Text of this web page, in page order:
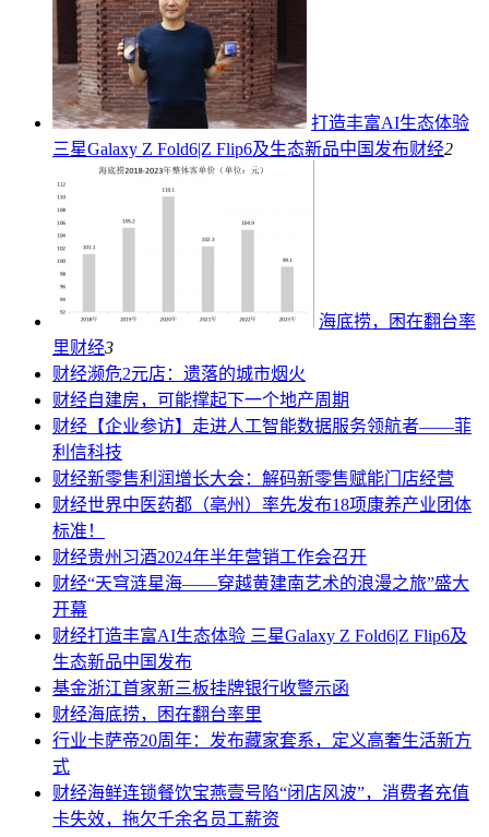
打造丰富AI生态体验
三星Galaxy Z Fold6|Z Flip6及生态新品中国发布财经2
海底捞，困在翻台率
里财经3
财经濒危2元店：遗落的城市烟火
财经自建房，可能撑起下一个地产周期
财经 【企业参访】走进人工智能数据服务领航者——菲
利信科技
财经新零售利润增长大会：解码新零售赋能门店经营
财经世界中医药都（亳州）率先发布18项康养产业团体
标准！
财经贵州习酒2024年半年营销工作会召开
财经“天穹涟星海——穿越黄建南艺术的浪漫之旅”盛大
开幕
财经打造丰富AI生态体验 三星Galaxy Z Fold6|Z Flip6及
生态新品中国发布
基金浙江首家新三板挂牌银行收警示函
财经海底捞，困在翻台率里
行业卡萨帝20周年：发布藏家套系，定义高奢生活新方
式
财经海鲜连锁餐饮宝燕壹号陷“闭店风波”，消费者充值
卡失效，拖欠千余名员工薪资